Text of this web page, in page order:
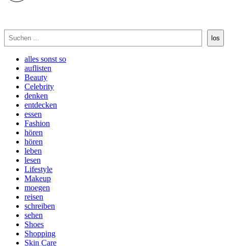
Suchen
los
alles sonst so
auflisten
Beauty
Celebrity
denken
entdecken
essen
Fashion
hören
hören
leben
lesen
Lifestyle
Makeup
moegen
reisen
schreiben
sehen
Shoes
Shopping
Skin Care